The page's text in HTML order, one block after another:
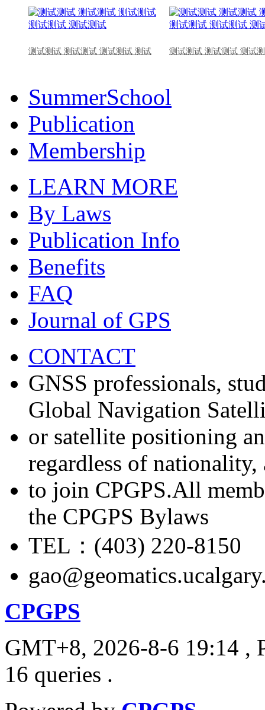
测试测试 测试测试 测试测试 测试 测试测试 测试测试 测试
SummerSchool
Publication
Membership
LEARN MORE
By Laws
Publication Info
Benefits
FAQ
Journal of GPS
CONTACT
GNSS professionals,
Global Navigation
or satellite positioning
regardless of nationality,
to join CPGPS.All
the CPGPS Bylaws
TEL：(403) 220-8150
CPGPS
GMT+8, 2026-8-6 19:14 ,
16 queries .